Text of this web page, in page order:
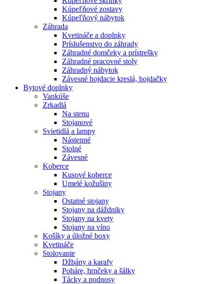
Kúpeľňové zostavy
Kúpeľňový nábytok
Záhrada
Kvetináče a doplnky
Príslušenstvo do záhrady
Záhradné domčeky a prístrešky
Záhradné pracovné stoly
Záhradný nábytok
Závesné hojdacie kreslá, hojdačky
Bytové doplnky
Vankúše
Zrkadlá
Na stenu
Stojanové
Svietidlá a lampy
Nástenné
Stolné
Závesné
Koberce
Kusové koberce
Umelé kožušiny
Stojany
Ostatné stojany
Stojany na dáždniky
Stojany na kvety
Stojany na víno
Košíky a úložné boxy
Kvetináče
Stolovanie
Džbány a karafy
Poháre, hrnčeky a šálky
Tácky a podnosy